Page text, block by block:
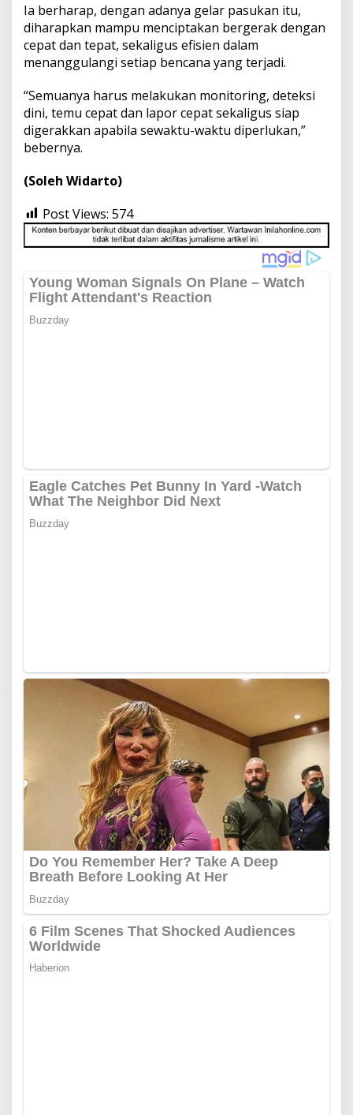
Ia berharap, dengan adanya gelar pasukan itu,
diharapkan mampu menciptakan bergerak dengan
cepat dan tepat, sekaligus efisien dalam
menanggulangi setiap bencana yang terjadi.
“Semuanya harus melakukan monitoring, deteksi
dini, temu cepat dan lapor cepat sekaligus siap
digerakkan apabila sewaktu-waktu diperlukan,”
bebernya.
(Soleh Widarto)
Post Views: 574